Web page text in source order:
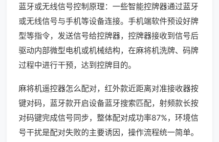
蓝牙或无线信号控制原理：一些智能控牌器通过蓝牙
或无线信号与手机等设备连接。手机端软件预设好牌
型等指令，发送信号给控牌器，控牌器接收到信号后
驱动内部微型电机或机械结构，在麻将机洗牌、码牌
过程中进行干预，达到控牌目的。
麻将机遥控器怎么配对，红外款近距离对准接收器按
键对码，蓝牙款开启设备蓝牙搜索匹配，射频款长按
对码键完成信号同步，整体配对成功率87%，环境信
号干扰是配对失败的主要诱因，操作流程统一简单。